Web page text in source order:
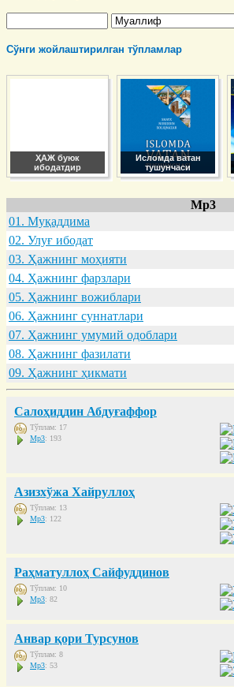
Сўнги жойлаштирилган тўпламлар
ҲАЖ буюк
ибодатдир
Исломда ватан
тушунчаси
Mp3
01. Муқaддимa
02. Улуғ ибодaт
03. Ҳaжнинг моҳияти
04. Ҳaжнинг фaрзлaри
05. Ҳaжнинг вожиблaри
06. Ҳaжнинг суннaтлaри
07. Ҳaжнинг умумий одоблaри
08. Ҳaжнинг фaзилaти
09. Ҳaжнинг ҳикмaти
Салоҳиддин Абдуғаффор
Тўплам: 17
Mp3: 193
Азизхўжа Хайруллоҳ
Тўплам: 13
Mp3: 122
Раҳматуллоҳ Сайфуддинов
Тўплам: 10
Mp3: 82
Анвар қори Турсунов
Тўплам: 8
Mp3: 53